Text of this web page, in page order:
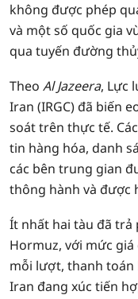
không được phép
và một số quốc gia
qua tuyến đường
Theo Al Jazeera, Lực
Iran (IRGC) đã biến
soát trên thực tế.
tin hàng hóa, danh
các bên trung gian
thông hành và được
Ít nhất hai tàu đã trả
Hormuz, với mức
mỗi lượt, thanh toán
Iran đang xúc tiến